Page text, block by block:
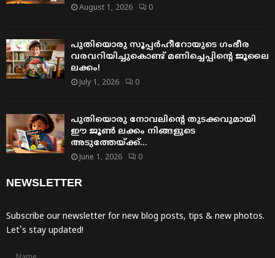
August 1, 2026 0
പുതിയൊരു സൂപ്പർഹീറോയുടെ ഗംഭീര
വരവറിയിച്ചുകൊണ്ട് മണിച്ചെപ്പിന്റെ ജൂലൈ
ലക്കം!
July 1, 2026 0
പുതിയൊരു നോവലിന്റെ തുടക്കവുമായി
ഈ ജൂൺ ലക്കം നിങ്ങളുടെ
അടുത്തേയ്ക്ക്…
June 1, 2026 0
NEWSLETTER
Subscribe our newsletter for new blog posts, tips & new photos.
Let's stay updated!